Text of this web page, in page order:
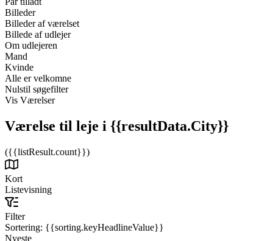
Billeder
Billeder af værelset
Billede af udlejer
Om udlejeren
Mand
Kvinde
Alle er velkomne
Nulstil søgefilter
Vis Værelser
Værelse til leje i {{resultData.City}}
({{listResult.count}})
Kort
Listevisning
Filter
Sortering: {{sorting.keyHeadlineValue}}
Nyeste